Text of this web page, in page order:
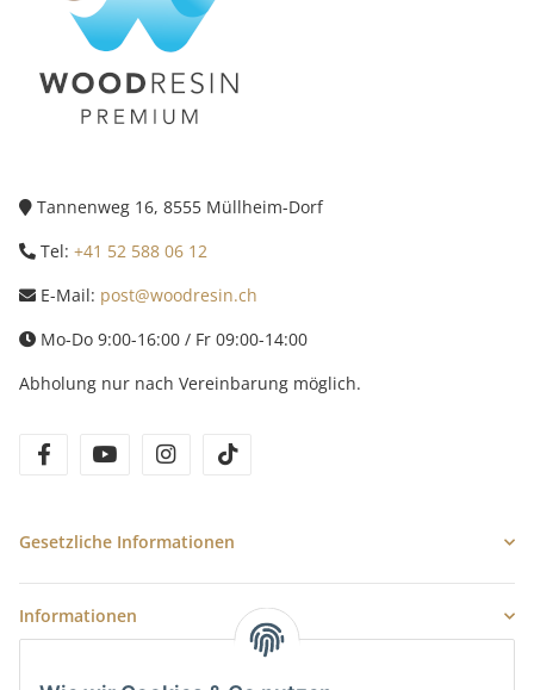
Tannenweg 16, 8555 Müllheim-Dorf
Tel: +41 52 588 06 12
E-Mail: post@woodresin.ch
Mo-Do 9:00-16:00 / Fr 09:00-14:00
Abholung nur nach Vereinbarung möglich.
facebookyoutube instagram
Gesetzliche Informationen
Informationen